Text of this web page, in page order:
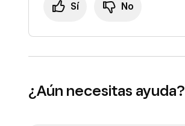
Sí No
¿Aún necesitas ayuda?